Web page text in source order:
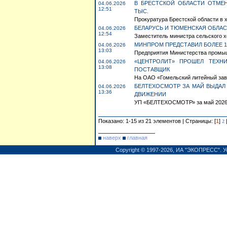
04.06.2026
12:51
В БРЕСТСКОЙ ОБЛАСТИ
ТЫС.
Прокуратура Брестской области в
04.06.2026
12:54
БЕЛАРУСЬ И ТЮМЕНСКАЯ
Заместитель министра сельского
04.06.2026
13:03
МИНПРОМ ПРЕДСТАВИЛ БОЛЕЕ
Предприятия Министерства
04.06.2026
13:08
«ЦЕНТРОЛИТ» ПРОШЕЛ
ПОСТАВЩИК
На ОАО «Гомельский литейный
04.06.2026
13:36
БЕЛТЕХОСМОТР ЗА МАЙ
ДВИЖЕНИИ
УП «БЕЛТЕХОСМОТР» за май 2026
Показано: 1-15 из 21 элементов | Страницы: [1] 2 |
наверх
главная
Copyright © 1997-2026, ИА "ЭКОПРЕСС".